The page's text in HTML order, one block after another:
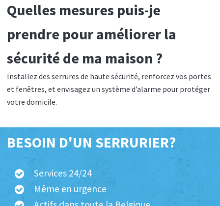
Quelles mesures puis-je
prendre pour améliorer la
sécurité de ma maison ?
Installez des serrures de haute sécurité, renforcez vos portes
et fenêtres, et envisagez un système d’alarme pour protéger
votre domicile.
BESOIN D'UN SERRURIER?
Services 24/24
Même en urgence